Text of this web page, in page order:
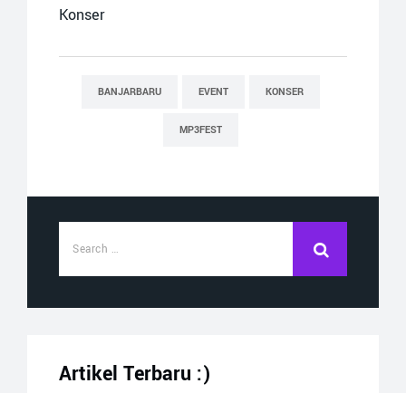
Konser
BANJARBARU EVENT KONSER
MP3FEST
Artikel Terbaru :)